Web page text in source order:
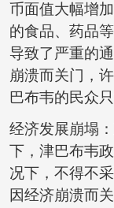
币面值大幅增
的食品、药品
导致了严重的
崩溃而关门，
巴布韦的民众
经济发展崩塌
下，津巴布韦
况下，不得不
因经济崩溃而